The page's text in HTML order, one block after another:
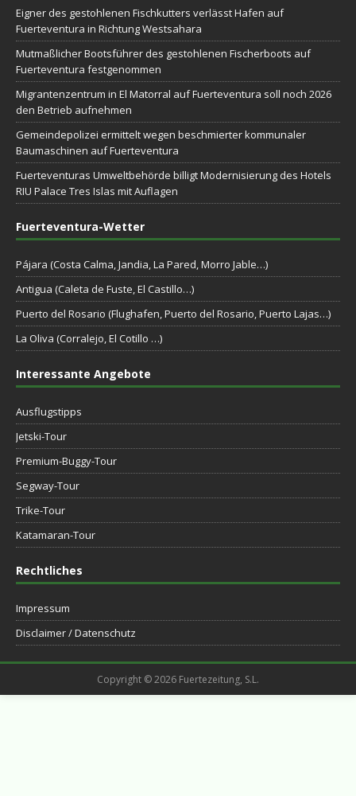
Eigner des gestohlenen Fischkutters verlässt Hafen auf
Fuerteventura in Richtung Westsahara
Mutmaßlicher Bootsführer des gestohlenen Fischerboots auf
Fuerteventura festgenommen
Migrantenzentrum in El Matorral auf Fuerteventura soll noch 2026
den Betrieb aufnehmen
Gemeindepolizei ermittelt wegen beschmierter kommunaler
Baumaschinen auf Fuerteventura
Fuerteventuras Umweltbehörde billigt Modernisierung des Hotels
RIU Palace Tres Islas mit Auflagen
Fuerteventura-Wetter
Pájara (Costa Calma, Jandia, La Pared, Morro Jable…)
Antigua (Caleta de Fuste, El Castillo…)
Puerto del Rosario (Flughafen, Puerto del Rosario, Puerto Lajas…)
La Oliva (Corralejo, El Cotillo …)
Interessante Angebote
Ausflugstipps
Jetski-Tour
Premium-Buggy-Tour
Segway-Tour
Trike-Tour
Katamaran-Tour
Rechtliches
Impressum
Disclaimer / Datenschutz
Copyright © 2026 Fuertezeitung, S.L.